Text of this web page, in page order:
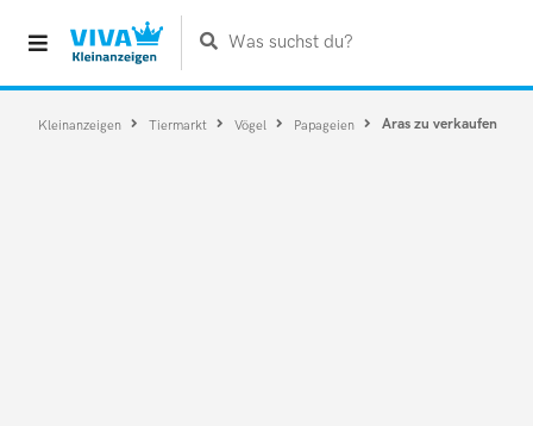
Was suchst du?
Kleinanzeigen Tiermarkt Vögel Papageien Aras zu verkaufen